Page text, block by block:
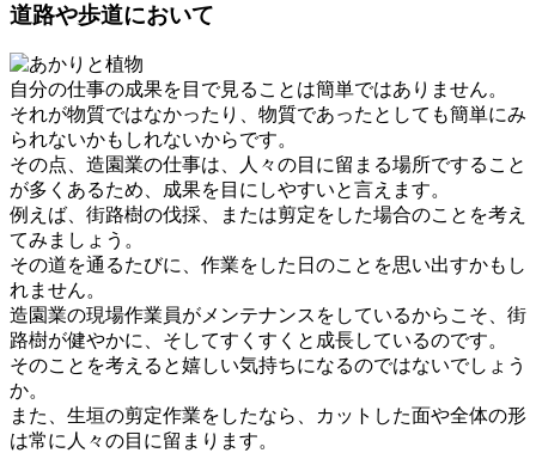
道路や歩道において
自分の仕事の成果を目で見ることは簡単ではありません。
それが物質ではなかったり、物質であったとしても簡単にみ
られないかもしれないからです。
その点、造園業の仕事は、人々の目に留まる場所ですること
が多くあるため、成果を目にしやすいと言えます。
例えば、街路樹の伐採、または剪定をした場合のことを考え
てみましょう。
その道を通るたびに、作業をした日のことを思い出すかもし
れません。
造園業の現場作業員がメンテナンスをしているからこそ、街
路樹が健やかに、そしてすくすくと成長しているのです。
そのことを考えると嬉しい気持ちになるのではないでしょう
か。
また、生垣の剪定作業をしたなら、カットした面や全体の形
は常に人々の目に留まります。